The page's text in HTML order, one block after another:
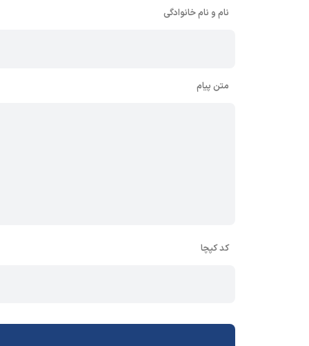
نام و نام خانوادگی
متن پیام
کد کپچا